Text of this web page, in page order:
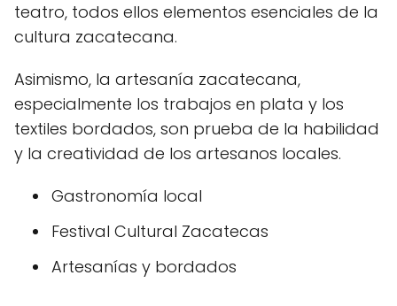
teatro, todos ellos elementos esenciales de la
cultura zacatecana.
Asimismo, la artesanía zacatecana,
especialmente los trabajos en plata y los
textiles bordados, son prueba de la habilidad
y la creatividad de los artesanos locales.
Gastronomía local
Festival Cultural Zacatecas
Artesanías y bordados